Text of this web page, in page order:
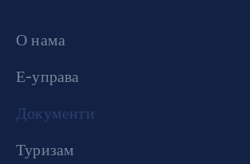
О нама
Е-управа
Документи
Туризам